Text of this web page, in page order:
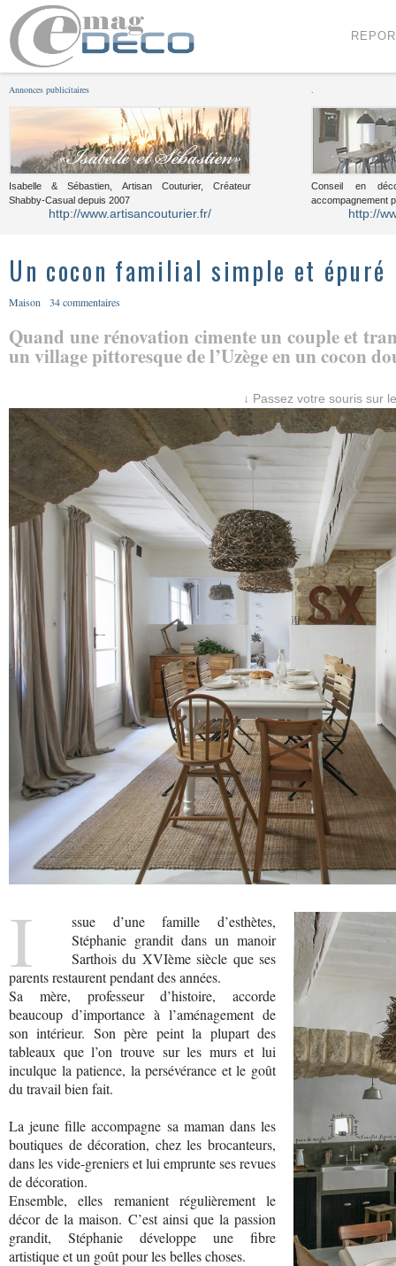
Annonces publicitaires
Isabelle & Sébastien, Artisan Couturier, Créateur
Shabby-Casual depuis 2007
http://www.artisancouturier.fr/
Conseil en
accompagnement
http://
Un cocon familial simple et épuré
Maison 34 commentaires
Quand une rénovation cimente un couple et
un village pittoresque de l’Uzège en un cocon
↓ Passez votre souris sur
I
ssue d’une famille d’esthètes,
Stéphanie grandit dans un manoir
Sarthois du XVIème siècle que ses
parents restaurent pendant des années.
Sa mère, professeur d’histoire, accorde
beaucoup d’importance à l’aménagement de
son intérieur. Son père peint la plupart des
tableaux que l’on trouve sur les murs et lui
inculque la patience, la persévérance et le goût
du travail bien fait.
La jeune fille accompagne sa maman dans les
boutiques de décoration, chez les brocanteurs,
dans les vide-greniers et lui emprunte ses revues
de décoration.
Ensemble, elles remanient régulièrement le
décor de la maison. C’est ainsi que la passion
grandit, Stéphanie développe une fibre
artistique et un goût pour les belles choses.